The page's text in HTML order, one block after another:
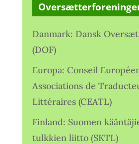
Danmark: Dansk
(DOF)
Europa: Conseil
Associations de
Littéraires (CEATL)
Finland: Suomen
tulkkien liitto (SKTL)